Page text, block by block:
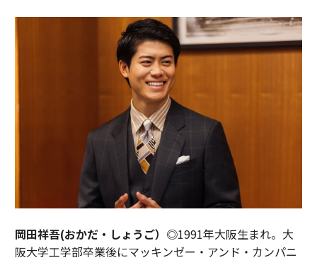
岡田祥吾(おかだ・しょうご）◎1991年大阪生まれ。大
阪大学工学部卒業後にマッキンゼー・アンド・カンパニ